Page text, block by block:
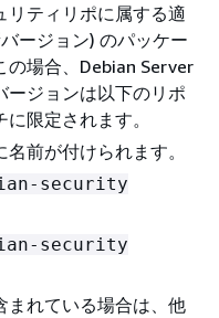
リティリポに属する適
ージョン) のパッケー
の場合、Debian Server
ージョンは以下のリポ
限定されます。
前が付けられます。
security
security
まれている場合は、他